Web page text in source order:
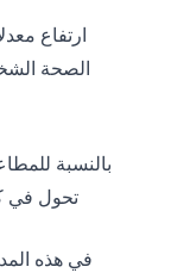
ارتفاع
الصحة
بالنسبة
تحول في
في هذه